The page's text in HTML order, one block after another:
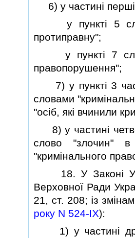
6) у частинi
у пунктi 5
протиправну";
у пунктi 7 слово
правопорушення";
7) у пунктi 3
словами
"осiб, якi вчинили
8) у частинi
слово "злочин"
"кримiнального
18. У Законi
Верховної Ради
21, ст. 208; iз
року N 524-IX):
1) у частинi